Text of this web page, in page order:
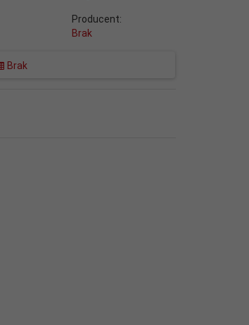
Producent:
Brak
Brak